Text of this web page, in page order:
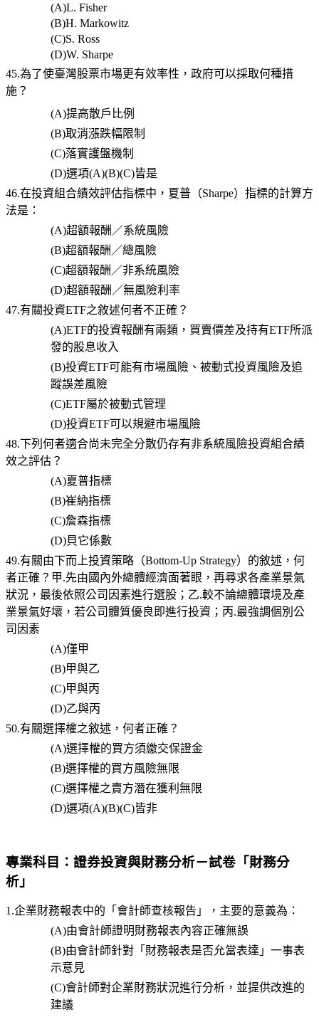
(A)L. Fisher
(B)H. Markowitz
(C)S. Ross
(D)W. Sharpe
45.為了使臺灣股票市場更有效率性，政府可以採取何種措
施？
(A)提高散戶比例
(B)取消漲跌幅限制
(C)落實護盤機制
(D)選項(A)(B)(C)皆是
46.在投資組合績效評估指標中，夏普（Sharpe）指標的計算方
法是：
(A)超額報酬／系統風險
(B)超額報酬／總風險
(C)超額報酬／非系統風險
(D)超額報酬／無風險利率
47.有關投資ETF之敘述何者不正確？
(A)ETF的投資報酬有兩類，買賣價差及持有ETF所派
發的股息收入
(B)投資ETF可能有市場風險、被動式投資風險及追
蹤誤差風險
(C)ETF屬於被動式管理
(D)投資ETF可以規避市場風險
48.下列何者適合尚未完全分散仍存有非系統風險投資組合績
效之評估？
(A)夏普指標
(B)崔納指標
(C)詹森指標
(D)貝它係數
49.有關由下而上投資策略（Bottom-Up Strategy）的敘述，何
者正確？甲.先由國內外總體經濟面著眼，再尋求各產業景氣
狀況，最後依照公司因素進行選股；乙.較不論總體環境及產
業景氣好壞，若公司體質優良即進行投資；丙.最強調個別公
司因素
(A)僅甲
(B)甲與乙
(C)甲與丙
(D)乙與丙
50.有關選擇權之敘述，何者正確？
(A)選擇權的買方須繳交保證金
(B)選擇權的買方風險無限
(C)選擇權之賣方潛在獲利無限
(D)選項(A)(B)(C)皆非
專業科目： 證券投資與財務分析－試卷「財務分
析」
1.企業財務報表中的「會計師查核報告」，主要的意義為：
(A)由會計師證明財務報表內容正確無誤
(B)由會計師針對「財務報表是否允當表達」一事表
示意見
(C)會計師對企業財務狀況進行分析，並提供改進的
建議